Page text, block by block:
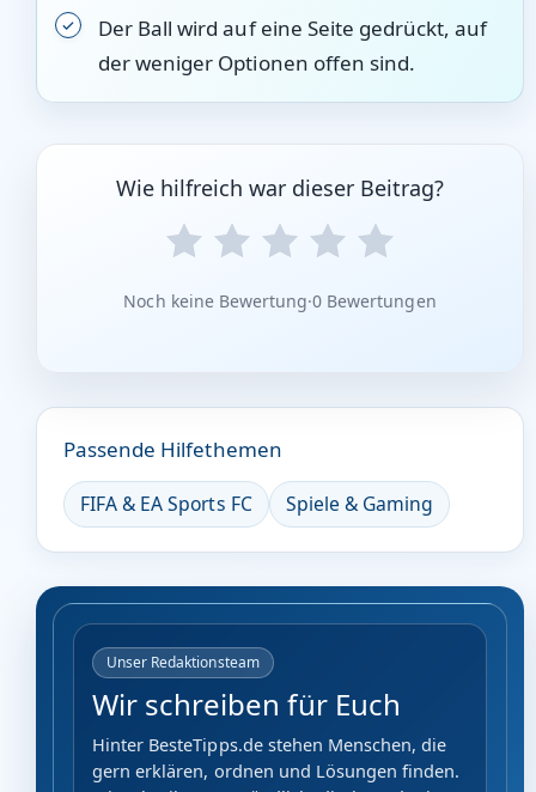
Der Ball wird auf eine Seite gedrückt, auf
der weniger Optionen offen sind.
Wie hilfreich war dieser Beitrag?
Noch keine Bewertung·0 Bewertungen
Passende Hilfethemen
FIFA & EA Sports FC Spiele & Gaming
Unser Redaktionsteam
Wir schreiben für Euch
Hinter BesteTipps.de stehen Menschen, die
gern erklären, ordnen und Lösungen finden.